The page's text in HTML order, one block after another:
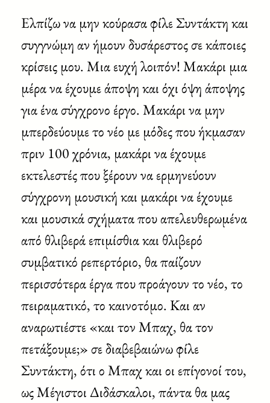
Ελπίζω να μην κούρασα φίλε Συντάκτη και
συγγνώμη αν ήμουν δυσάρεστος σε κάποιες
κρίσεις μου. Μια ευχή λοιπόν! Μακάρι μια
μέρα να έχουμε άποψη και όχι όψη άποψης
για ένα σύγχρονο έργο. Μακάρι να μην
μπερδεύουμε το νέο με μόδες που ήκμασαν
πριν 100 χρόνια, μακάρι να έχουμε
εκτελεστές που ξέρουν να ερμηνεύουν
σύγχρονη μουσική και μακάρι να έχουμε
και μουσικά σχήματα που απελευθερωμένα
από θλιβερά επιμίσθια και θλιβερό
συμβατικό ρεπερτόριο, θα παίζουν
περισσότερα έργα που προάγουν το νέο, το
πειραματικό, το καινοτόμο. Και αν
αναρωτιέστε «και τον Μπαχ, θα τον
πετάξουμε;» σε διαβεβαιώνω φίλε
Συντάκτη, ότι ο Μπαχ και οι επίγονοί του,
ως Μέγιστοι Διδάσκαλοι, πάντα θα μας